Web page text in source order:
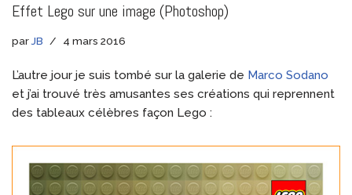
Effet Lego sur une image (Photoshop)
parJB 4 mars 2016
L’autre jour je suis tombé sur la galerie de Marco Sodano
et j’ai trouvé très amusantes ses créations qui reprennent
des tableaux célèbres façon Lego :